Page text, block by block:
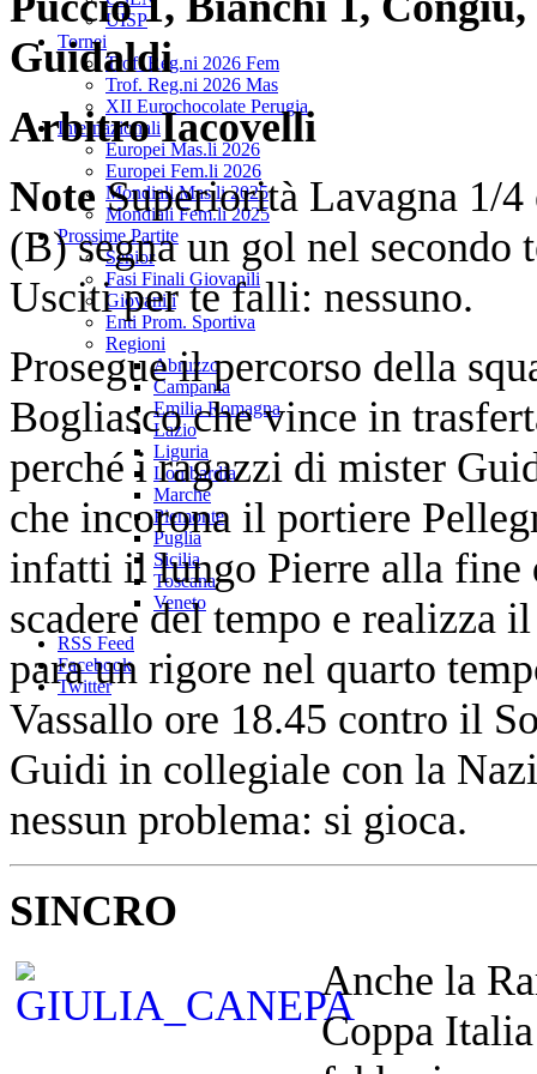
UISP
Tornei
Trof. Reg.ni 2026 Fem
Trof. Reg.ni 2026 Mas
XII Eurochocolate Perugia
Internazionali
Europei Mas.li 2026
Europei Fem.li 2026
Mondiali Mas.li 2025
Mondiali Fem.li 2025
Prossime Partite
Senior
Fasi Finali Giovanili
Giovanili
Enti Prom. Sportiva
Regioni
Abruzzo
Campania
Emilia Romagna
Lazio
Liguria
Lombardia
Marche
Piemonte
Puglia
Sicilia
Toscana
Veneto
RSS Feed
Facebook
Twitter
Guidaldi
ArbitroIacovelli
Note Superiorità Lavagna 1/
(B) segna un gol nel secondo
Usciti per te falli: nessuno.
Prosegue il percorso della
Bogliasco che vince in
perché i ragazzi di mister
che incorona il portiere
infatti il lungo Pierre alla fine
scadere del tempo e realizza
para un rigore nel quarto
Vassallo ore 18.45 contro il
Guidi in collegiale con la
nessun problema: si gioca.
SINCRO
Anche la
Coppa